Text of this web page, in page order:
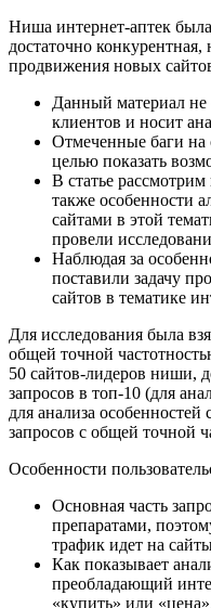
Ниша интернет-аптек была
достаточно
продвижения новых
Данный материал не
клиентов и носит
Отмеченные баги на
целью показать
В статье
также особенности
сайтами в этой
провели
Наблюдая за
поставили задачу
сайтов в тематике
Для исследования была
общей точной
50 сайтов-лидеров ниши,
запросов в топ-10 (для
для анализа особенностей
запросов с общей точной
Особенности
Основная часть
препаратами,
трафик идет на
Как показывает
преобладающий
«купить» или